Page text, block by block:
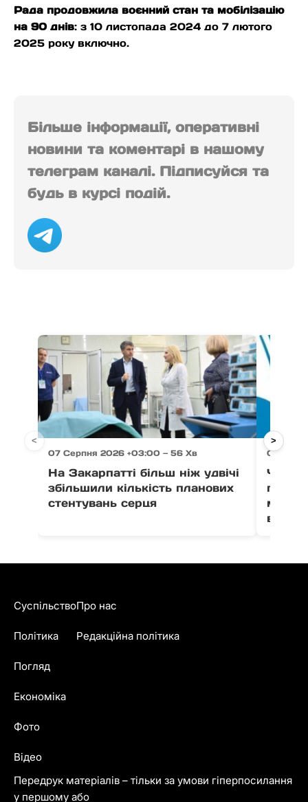
Рада продовжила воєнний стан та мобілізацію
на 90 днів: з 10 листопада 2024 до 7 лютого
2025 року включно.
Більше інформації, оперативні
новини та коментарі в нашому
телеграм каналі. Підписуйся та
будь в курсі подій.
07 Серпня 2026 +03:00 — 56 Хв
На Закарпатті більш ніж удвічі
збільшили кількість планових
стентувань серця
07
Через
води
< >
Передрук матеріалів – тільки за умови гіперпосилання
у першому або
Суспільство
Політика
Погляд
Економіка
Фото
Відео
Про нас
Редакційна політика